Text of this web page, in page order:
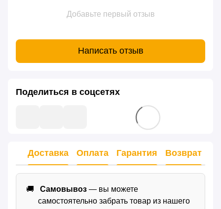
Добавьте первый отзыв
Написать отзыв
Поделиться в соцсетях
Доставка Оплата Гарантия Возврат
Самовывоз — вы можете
самостоятельно забрать товар из нашего